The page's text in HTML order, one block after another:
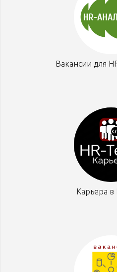
Вакансии для
Карьера в